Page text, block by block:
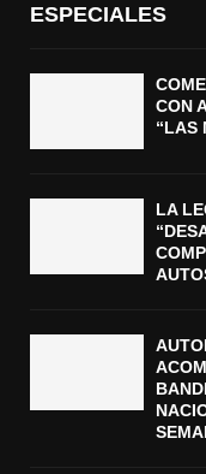
ESPECIALES
CON
“LAS
LA